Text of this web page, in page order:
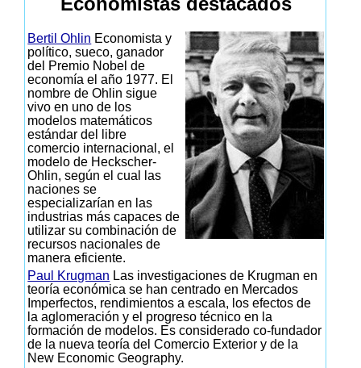
Bertil Ohlin Economista y
político, sueco, ganador
del Premio Nobel de
economía el año 1977. El
nombre de Ohlin sigue
vivo en uno de los
modelos matemáticos
estándar del libre
comercio internacional, el
modelo de Heckscher-
Ohlin, según el cual las
naciones se
especializarían en las
industrias más capaces de
utilizar su combinación de
recursos nacionales de
manera eficiente.
Paul Krugman Las investigaciones de Krugman en
teoría económica se han centrado en Mercados
Imperfectos, rendimientos a escala, los efectos de
la aglomeración y el progreso técnico en la
formación de modelos. Es considerado co-fundador
de la nueva teoría del Comercio Exterior y de la
New Economic Geography.